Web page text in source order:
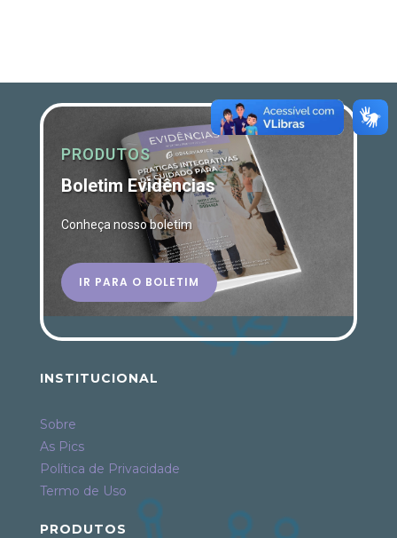
PRODUTOS
Boletim Evidências
Conheça nosso boletim
IR PARA O BOLETIM
INSTITUCIONAL
Sobre
As Pics
Política de Privacidade
Termo de Uso
PRODUTOS